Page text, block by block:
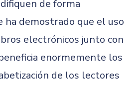
de forma
ha demostrado que el uso
electrónicos junto con
enormemente los
de los lectores